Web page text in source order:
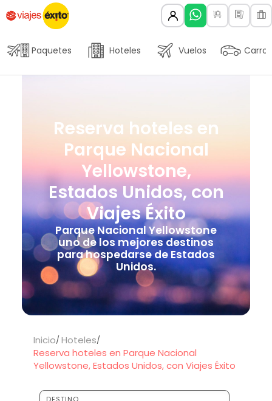
Paquetes Hoteles Vuelos Carros
Reserva hoteles en
Parque Nacional
Yellowstone,
Estados Unidos, con
Viajes Éxito
Parque Nacional Yellowstone
uno de los mejores destinos
para hospedarse de Estados
Unidos.
Inicio Hoteles
Reserva hoteles en Parque Nacional
Yellowstone, Estados Unidos, con Viajes Éxito
DESTINO